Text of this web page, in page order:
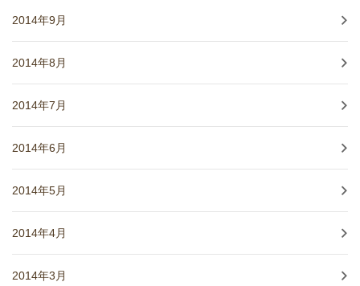
2014年9月
2014年8月
2014年7月
2014年6月
2014年5月
2014年4月
2014年3月